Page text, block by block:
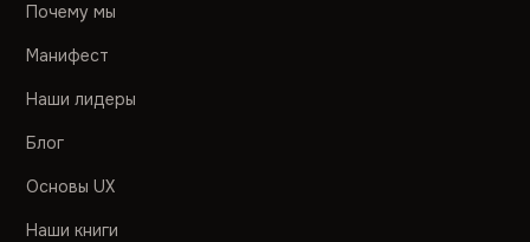
Почему мы
Манифест
Наши лидеры
Блог
Основы UX
Наши книги